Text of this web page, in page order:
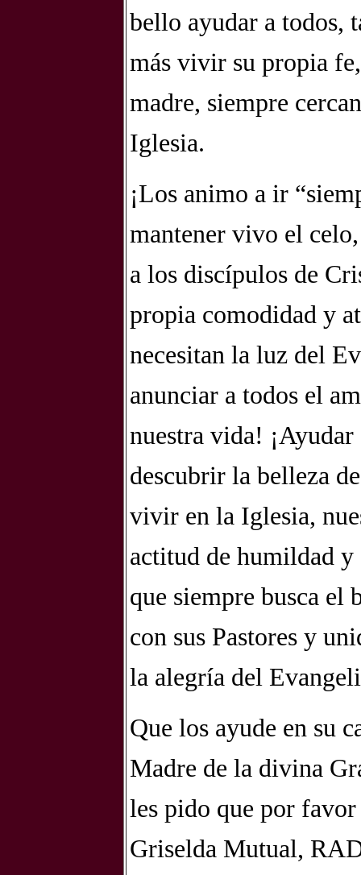
bello ayudar a todos,
más vivir su propia
madre, siempre
Iglesia.
¡Los animo a ir
mantener vivo el
a los discípulos de
propia comodidad y
necesitan la luz del
anunciar a todos el
nuestra vida!
descubrir la belleza
vivir en la Iglesia,
actitud de humildad y
que siempre busca el
con sus Pastores y
la alegría del
Que los ayude en su
Madre de la divina
les pido que por
Griselda Mutual,